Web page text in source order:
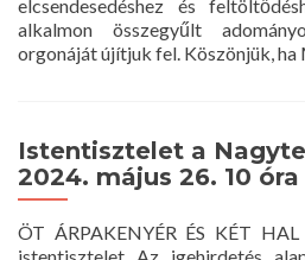
elcsendesedéshez és
alkalmon összegyűlt
orgonáját újítjuk fel. Köszönjük, ha
Istentisztelet a
2024. május 26. 10 óra
ÖT ÁRPAKENYÉR ÉS KÉT